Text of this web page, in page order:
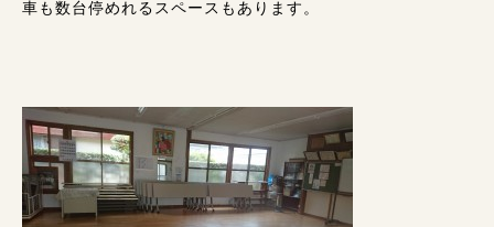
車も数台停めれるスペースもあります。